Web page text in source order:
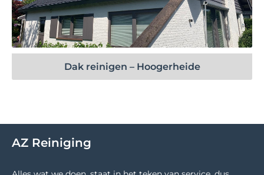
Bekijk project
Dak reinigen – Hoogerheide
AZ Reiniging